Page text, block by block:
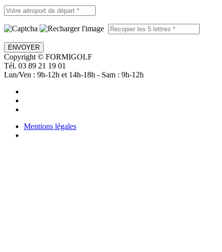
ENVOYER
Copyright © FORMIGOLF
Tél. 03 89 21 19 01
Lun/Ven : 9h-12h et 14h-18h - Sam : 9h-12h
Mentions légales